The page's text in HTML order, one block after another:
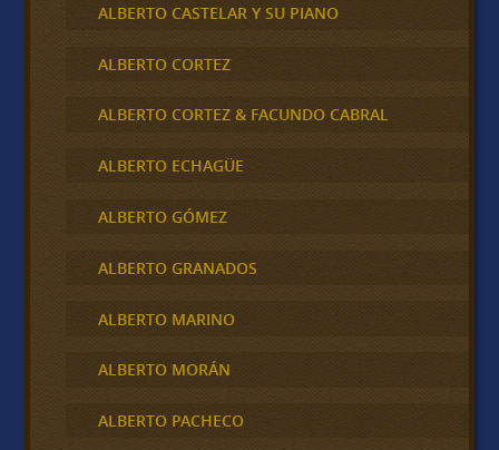
ALBERTO CASTELAR Y SU PIANO
ALBERTO CORTEZ
ALBERTO CORTEZ & FACUNDO CABRAL
ALBERTO ECHAGÜE
ALBERTO GÓMEZ
ALBERTO GRANADOS
ALBERTO MARINO
ALBERTO MORÁN
ALBERTO PACHECO